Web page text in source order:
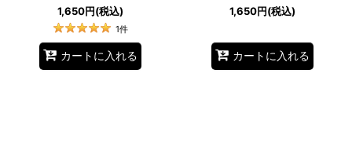
1,650円(税込)
1件
カートに入れる
1,650円(税込)
カートに入れる